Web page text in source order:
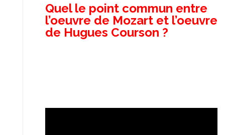
Quel le point commun entre
l’oeuvre de Mozart et l’oeuvre
de Hugues Courson ?